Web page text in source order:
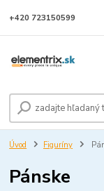
+420 723150599
Úvod Figuríny
Pánske